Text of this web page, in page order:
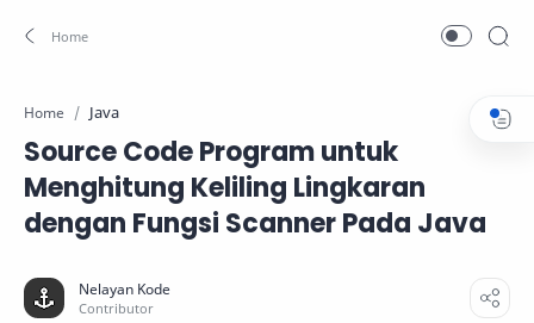
Home Java
Source Code Program untuk
Menghitung Keliling Lingkaran
dengan Fungsi Scanner Pada Java